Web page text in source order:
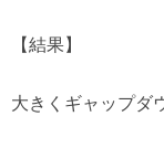
【結果】
大きくギャップダ